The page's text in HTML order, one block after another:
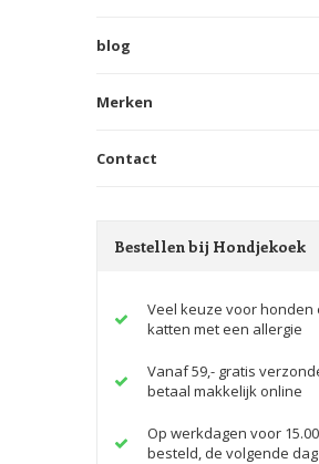
blog
Merken
Contact
Bestellen bij Hondjekoek
Veel keuze voor honden
katten met een allergie
Vanaf 59,- gratis
betaal makkelijk online
Op werkdagen voor
besteld, de volgende